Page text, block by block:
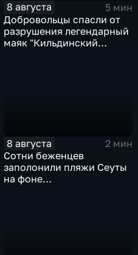
8 августа
5 мин
Добровольцы спасли от
разрушения легендарный
маяк "Кильдинский
8 августа
2 мин
Сотни беженцев
заполонили пляжи Сеуты
на фоне